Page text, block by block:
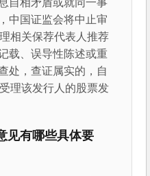
自相矛盾或就同一事
中国证监会将中止审
相关保荐代表人推荐
载、误导性陈述或重
处，查证属实的，自
理该发行人的股票发
见有哪些具体要